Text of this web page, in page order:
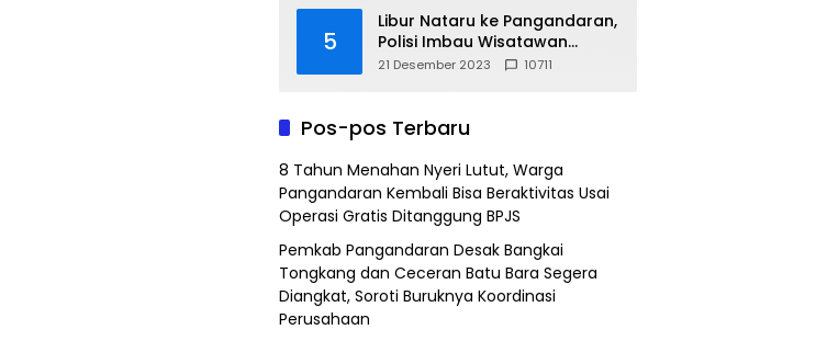
5
Libur Nataru ke Pangandaran,
Polisi Imbau Wisatawan
Gunakan Jalur Arteri
21 Desember 2023 10711
Pos-pos Terbaru
8 Tahun Menahan Nyeri Lutut, Warga
Pangandaran Kembali Bisa Beraktivitas Usai
Operasi Gratis Ditanggung BPJS
Pemkab Pangandaran Desak Bangkai
Tongkang dan Ceceran Batu Bara Segera
Diangkat, Soroti Buruknya Koordinasi
Perusahaan